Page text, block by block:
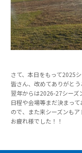
さて、本日をもって2025
皆さん、改めてありがとう
翌年からは2026-27シーズ
日程や会場等まだ決まっ
ので、また来シーズンも
お疲れ様でした！！